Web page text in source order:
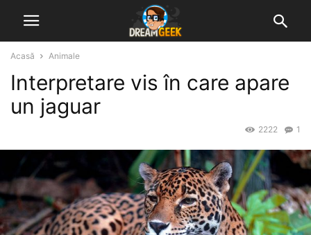
Acasă Animale
Interpretare vis în care apare
un jaguar
1
2222